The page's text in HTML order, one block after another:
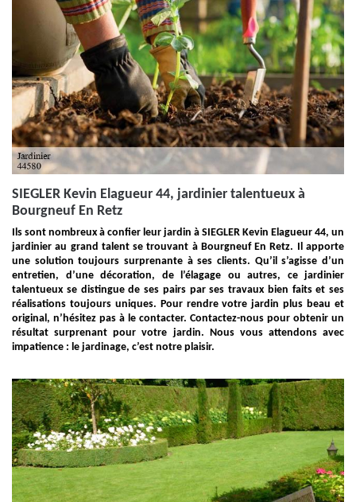
SIEGLER Kevin Elagueur 44, jardinier talentueux à
Bourgneuf En Retz
Ils sont nombreux à confier leur jardin à SIEGLER Kevin Elagueur 44, un
jardinier au grand talent se trouvant à Bourgneuf En Retz. Il apporte
une solution toujours surprenante à ses clients. Qu’il s’agisse d’un
entretien, d’une décoration, de l’élagage ou autres, ce jardinier
talentueux se distingue de ses pairs par ses travaux bien faits et ses
réalisations toujours uniques. Pour rendre votre jardin plus beau et
original, n’hésitez pas à le contacter. Contactez-nous pour obtenir un
résultat surprenant pour votre jardin. Nous vous attendons avec
impatience : le jardinage, c’est notre plaisir.